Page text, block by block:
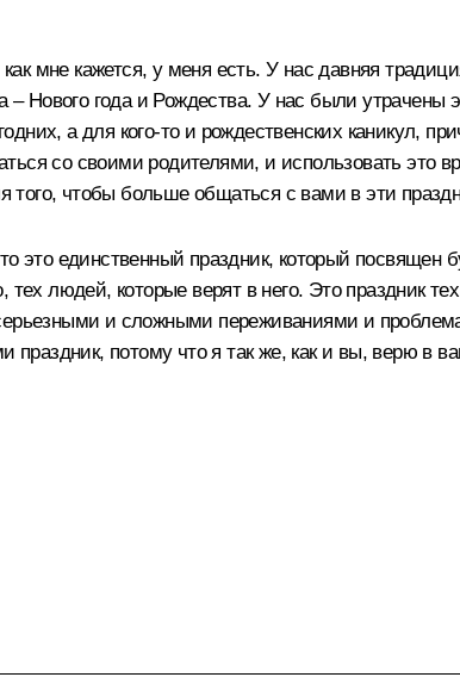
мне кажется, у меня есть. У нас давняя
Нового года и Рождества. У нас были утрачены
а для кого‑то и рождественских каникул,
со своими родителями, и использовать это
чтобы больше общаться с вами в эти
это единственный праздник, который посвящен
людей, которые верят в него. Это праздник
и сложными переживаниями и
потому что я так же, как и вы, верю в